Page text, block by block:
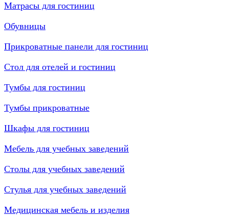
Матрасы для гостиниц
Обувницы
Прикроватные панели для гостиниц
Стол для отелей и гостиниц
Тумбы для гостиниц
Тумбы прикроватные
Шкафы для гостиниц
Мебель для учебных заведений
Столы для учебных заведений
Стулья для учебных заведений
Медицинская мебель и изделия